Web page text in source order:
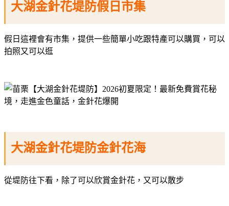
大湖金針花堤防假日市集
假日這裡會有市集，提供一些簡單小吃跟特產可以購買，可以
拍照又可以逛
大湖金針花堤防金針花海
從堤防往下看，除了可以欣賞金針花，又可以散步